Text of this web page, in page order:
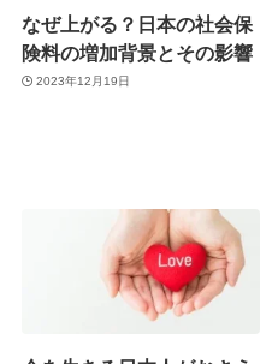
なぜ上がる？日本の社会保
険料の増加背景とその影響
2023年12月19日